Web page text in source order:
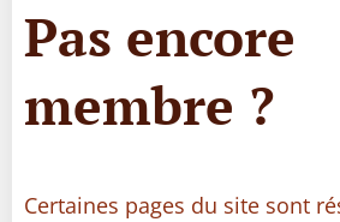
Pas encore
membre ?
Certaines pages du site sont